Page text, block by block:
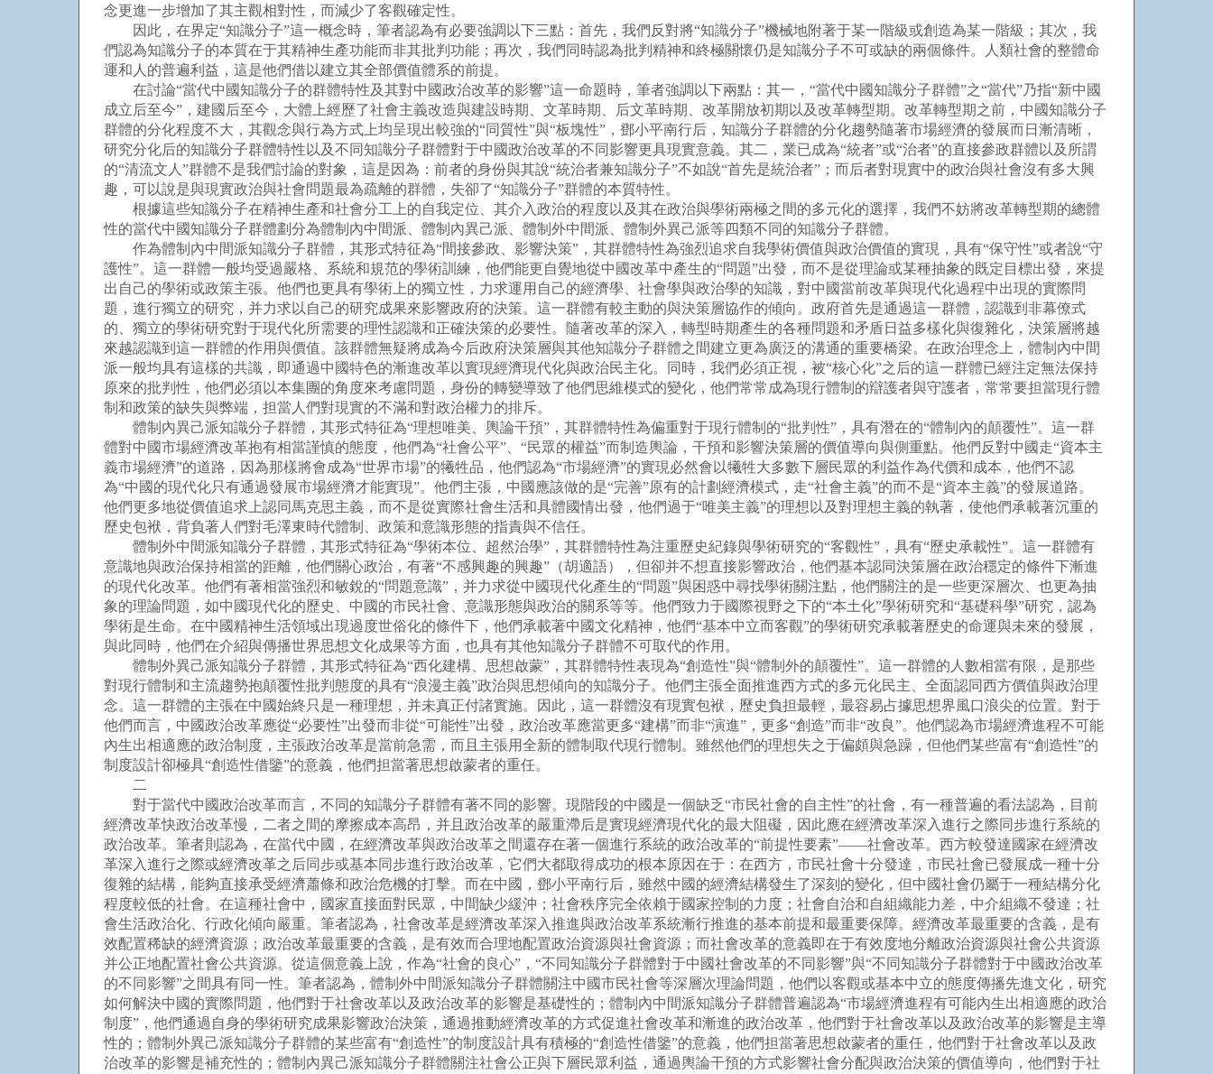
念更進一步增加了其主觀相對性，而減少了客觀確定性。
因此，在界定“知識分子”這一概念時，筆者認為有必要強調以下三點：首先，我們反對將“知識分子”機械地附著于某一階級或創造為某一階級；其次，我
們認為知識分子的本質在于其精神生產功能而非其批判功能；再次，我們同時認為批判精神和終極關懷仍是知識分子不可或缺的兩個條件。人類社會的整體命
運和人的普遍利益，這是他們借以建立其全部價值體系的前提。
在討論“當代中國知識分子的群體特性及其對中國政治改革的影響”這一命題時，筆者強調以下兩點：其一，“當代中國知識分子群體”之“當代”乃指“新中國
成立后至今”，建國后至今，大體上經歷了社會主義改造與建設時期、文革時期、后文革時期、改革開放初期以及改革轉型期。改革轉型期之前，中國知識分子
群體的分化程度不大，其觀念與行為方式上均呈現出較強的“同質性”與“板塊性”，鄧小平南行后，知識分子群體的分化趨勢隨著市場經濟的發展而日漸清晰，
研究分化后的知識分子群體特性以及不同知識分子群體對于中國政治改革的不同影響更具現實意義。其二，業已成為“統者”或“治者”的直接參政群體以及所謂
的“清流文人”群體不是我們討論的對象，這是因為：前者的身份與其說“統治者兼知識分子”不如說“首先是統治者”；而后者對現實中的政治與社會沒有多大興
趣，可以說是與現實政治與社會問題最為疏離的群體，失卻了“知識分子”群體的本質特性。
根據這些知識分子在精神生產和社會分工上的自我定位、其介入政治的程度以及其在政治與學術兩極之間的多元化的選擇，我們不妨將改革轉型期的總體
性的當代中國知識分子群體劃分為體制內中間派、體制內異己派、體制外中間派、體制外異己派等四類不同的知識分子群體。
作為體制內中間派知識分子群體，其形式特征為“間接參政、影響決策”，其群體特性為強烈追求自我學術價值與政治價值的實現，具有“保守性”或者說“守
護性”。這一群體一般均受過嚴格、系統和規范的學術訓練，他們能更自覺地從中國改革中產生的“問題”出發，而不是從理論或某種抽象的既定目標出發，來提
出自己的學術或政策主張。他們也更具有學術上的獨立性，力求運用自己的經濟學、社會學與政治學的知識，對中國當前改革與現代化過程中出現的實際問
題，進行獨立的研究，并力求以自己的研究成果來影響政府的決策。這一群體有較主動的與決策層協作的傾向。政府首先是通過這一群體，認識到非幕僚式
的、獨立的學術研究對于現代化所需要的理性認識和正確決策的必要性。隨著改革的深入，轉型時期產生的各種問題和矛盾日益多樣化與復雜化，決策層將越
來越認識到這一群體的作用與價值。該群體無疑將成為今后政府決策層與其他知識分子群體之間建立更為廣泛的溝通的重要橋梁。在政治理念上，體制內中間
派一般均具有這樣的共識，即通過中國特色的漸進改革以實現經濟現代化與政治民主化。同時，我們必須正視，被“核心化”之后的這一群體已經注定無法保持
原來的批判性，他們必須以本集團的角度來考慮問題，身份的轉變導致了他們思維模式的變化，他們常常成為現行體制的辯護者與守護者，常常要担當現行體
制和政策的缺失與弊端，担當人們對現實的不滿和對政治權力的排斥。
體制內異己派知識分子群體，其形式特征為“理想唯美、輿論干預”，其群體特性為偏重對于現行體制的“批判性”，具有潛在的“體制內的顛覆性”。這一群
體對中國市場經濟改革抱有相當謹慎的態度，他們為“社會公平”、“民眾的權益”而制造輿論，干預和影響決策層的價值導向與側重點。他們反對中國走“資本主
義市場經濟”的道路，因為那樣將會成為“世界市場”的犧牲品，他們認為“市場經濟”的實現必然會以犧牲大多數下層民眾的利益作為代價和成本，他們不認
為“中國的現代化只有通過發展市場經濟才能實現”。他們主張，中國應該做的是“完善”原有的計劃經濟模式，走“社會主義”的而不是“資本主義”的發展道路。
他們更多地從價值追求上認同馬克思主義，而不是從實際社會生活和具體國情出發，他們過于“唯美主義”的理想以及對理想主義的執著，使他們承載著沉重的
歷史包袱，背負著人們對毛澤東時代體制、政策和意識形態的指責與不信任。
體制外中間派知識分子群體，其形式特征為“學術本位、超然治學”，其群體特性為注重歷史紀錄與學術研究的“客觀性”，具有“歷史承載性”。這一群體有
意識地與政治保持相當的距離，他們關心政治，有著“不感興趣的興趣”（胡適語），但卻并不想直接影響政治，他們基本認同決策層在政治穩定的條件下漸進
的現代化改革。他們有著相當強烈和敏銳的“問題意識”，并力求從中國現代化產生的“問題”與困惑中尋找學術關注點，他們關注的是一些更深層次、也更為抽
象的理論問題，如中國現代化的歷史、中國的市民社會、意識形態與政治的關系等等。他們致力于國際視野之下的“本土化”學術研究和“基礎科學”研究，認為
學術是生命。在中國精神生活領域出現過度世俗化的條件下，他們承載著中國文化精神，他們“基本中立而客觀”的學術研究承載著歷史的命運與未來的發展，
與此同時，他們在介紹與傳播世界思想文化成果等方面，也具有其他知識分子群體不可取代的作用。
體制外異己派知識分子群體，其形式特征為“西化建構、思想啟蒙”，其群體特性表現為“創造性”與“體制外的顛覆性”。這一群體的人數相當有限，是那些
對現行體制和主流趨勢抱顛覆性批判態度的具有“浪漫主義”政治與思想傾向的知識分子。他們主張全面推進西方式的多元化民主、全面認同西方價值與政治理
念。這一群體的主張在中國始終只是一種理想，并未真正付諸實施。因此，這一群體沒有現實包袱，歷史負担最輕，最容易占據思想界風口浪尖的位置。對于
他們而言，中國政治改革應從“必要性”出發而非從“可能性”出發，政治改革應當更多“建構”而非“演進”，更多“創造”而非“改良”。他們認為市場經濟進程不可能
內生出相適應的政治制度，主張政治改革是當前急需，而且主張用全新的體制取代現行體制。雖然他們的理想失之于偏頗與急躁，但他們某些富有“創造性”的
制度設計卻極具“創造性借鑒”的意義，他們担當著思想啟蒙者的重任。
二
對于當代中國政治改革而言，不同的知識分子群體有著不同的影響。現階段的中國是一個缺乏“市民社會的自主性”的社會，有一種普遍的看法認為，目前
經濟改革快政治改革慢，二者之間的摩擦成本高昂，并且政治改革的嚴重滯后是實現經濟現代化的最大阻礙，因此應在經濟改革深入進行之際同步進行系統的
政治改革。筆者則認為，在當代中國，在經濟改革與政治改革之間還存在著一個進行系統的政治改革的“前提性要素”——社會改革。西方較發達國家在經濟改
革深入進行之際或經濟改革之后同步或基本同步進行政治改革，它們大都取得成功的根本原因在于：在西方，市民社會十分發達，市民社會已發展成一種十分
復雜的結構，能夠直接承受經濟蕭條和政治危機的打擊。而在中國，鄧小平南行后，雖然中國的經濟結構發生了深刻的變化，但中國社會仍屬于一種結構分化
程度較低的社會。在這種社會中，國家直接面對民眾，中間缺少緩沖；社會秩序完全依賴于國家控制的力度；社會自治和自組織能力差，中介組織不發達；社
會生活政治化、行政化傾向嚴重。筆者認為，社會改革是經濟改革深入推進與政治改革系統漸行推進的基本前提和最重要保障。經濟改革最重要的含義，是有
效配置稀缺的經濟資源；政治改革最重要的含義，是有效而合理地配置政治資源與社會資源；而社會改革的意義即在于有效度地分離政治資源與社會公共資源
并公正地配置社會公共資源。從這個意義上說，作為“社會的良心”，“不同知識分子群體對于中國社會改革的不同影響”與“不同知識分子群體對于中國政治改革
的不同影響”之間具有同一性。筆者認為，體制外中間派知識分子群體關注中國市民社會等深層次理論問題，他們以客觀或基本中立的態度傳播先進文化，研究
如何解決中國的實際問題，他們對于社會改革以及政治改革的影響是基礎性的；體制內中間派知識分子群體普遍認為“市場經濟進程有可能內生出相適應的政治
制度”，他們通過自身的學術研究成果影響政治決策，通過推動經濟改革的方式促進社會改革和漸進的政治改革，他們對于社會改革以及政治改革的影響是主導
性的；體制外異己派知識分子群體的某些富有“創造性”的制度設計具有積極的“創造性借鑒”的意義，他們担當著思想啟蒙者的重任，他們對于社會改革以及政
治改革的影響是補充性的；體制內異己派知識分子群體關注社會公正與下層民眾利益，通過輿論干預的方式影響社會分配與政治決策的價值導向，他們對于社